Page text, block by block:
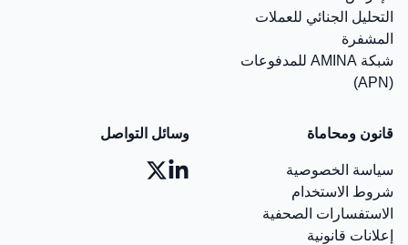
التحليل الجنائي للعملات
المشفرة
شبكة AMINA للمدفوعات
(APN)
قانون ومحاماة
سياسة الخصوصية
شروط الاستخدام
الاستفسارات الصحفية
إعلانات قانونية
وسائل التواصل